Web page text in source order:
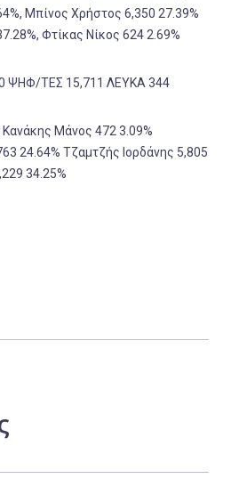
Μπίνος Χρήστος 6,350 27.39%
Φτίκας Νίκος 624 2.69%
ΨΗΦ/ΤΕΣ 15,711 ΛΕΥΚΑ 344
Μάνος 472 3.09%
24.64% Τζαμτζής Ιορδάνης 5,805
34.25%